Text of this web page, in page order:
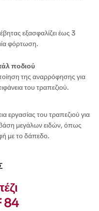
εξασφαλίζει έως 3
φόρτωση.
ποδιού
της αναρρόφησης για
του τραπεζιού.
εργασίας του τραπεζιού για
μεγάλων ειδών, όπως
με το δάπεδο.
84